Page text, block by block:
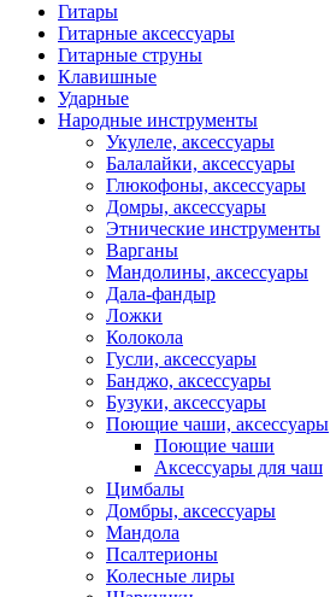
Гитары
Гитарные аксессуары
Гитарные струны
Клавишные
Ударные
Народные инструменты
Укулеле, аксессуары
Балалайки, аксессуары
Глюкофоны, аксессуары
Домры, аксессуары
Этнические инструменты
Варганы
Мандолины, аксессуары
Дала-фандыр
Ложки
Колокола
Гусли, аксессуары
Банджо, аксессуары
Бузуки, аксессуары
Поющие чаши, аксессуары
Поющие чаши
Аксессуары для чаш
Цимбалы
Домбры, аксессуары
Мандола
Псалтерионы
Колесные лиры